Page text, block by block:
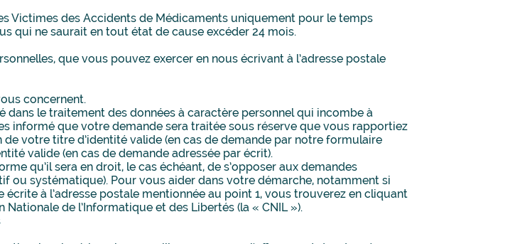
Victimes des Accidents de Médicaments uniquement pour le temps
qui ne saurait en tout état de cause excéder 24 mois.
que vous pouvez exercer en nous écrivant à l’adresse postale
concernent.
le traitement des données à caractère personnel qui incombe à
informé que votre demande sera traitée sous réserve que vous rapportiez
votre titre d’identité valide (en cas de demande par notre formulaire
valide (en cas de demande adressée par écrit).
qu’il sera en droit, le cas échéant, de s’opposer aux demandes
ou systématique). Pour vous aider dans votre démarche, notamment si
à l’adresse postale mentionnée au point 1, vous trouverez en cliquant
de l’Informatique et des Libertés (la « CNIL »).